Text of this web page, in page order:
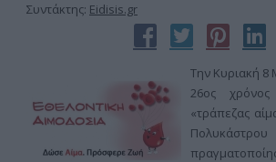
Συντάκτης: Eidisis.gr
Την Κυριακή 8
26ος χρόνος
«τράπεζας